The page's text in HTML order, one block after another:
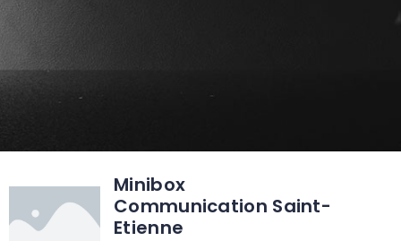
Minibox
Communication Saint-
Etienne